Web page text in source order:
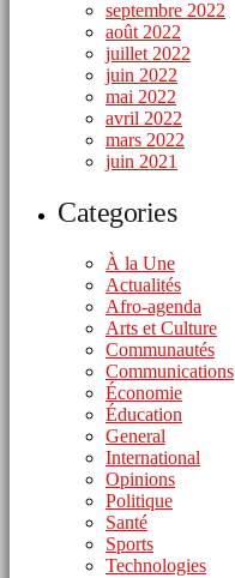
septembre 2022
août 2022
juillet 2022
juin 2022
mai 2022
avril 2022
mars 2022
juin 2021
Categories
À la Une
Actualités
Afro-agenda
Arts et Culture
Communautés
Communications
Économie
Éducation
General
International
Opinions
Politique
Santé
Sports
Technologies